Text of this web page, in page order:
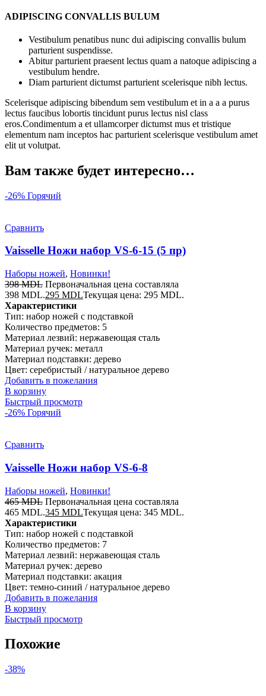
ADIPISCING CONVALLIS BULUM
Vestibulum penatibus nunc dui adipiscing convallis bulum
parturient suspendisse.
Abitur parturient praesent lectus quam a natoque adipiscing a
vestibulum hendre.
Diam parturient dictumst parturient scelerisque nibh lectus.
Scelerisque adipiscing bibendum sem vestibulum et in a a a purus
lectus faucibus lobortis tincidunt purus lectus nisl class
eros.Condimentum a et ullamcorper dictumst mus et tristique
elementum nam inceptos hac parturient scelerisque vestibulum amet
elit ut volutpat.
Вам также будет интересно…
-26% Горячий
Сравнить
Vaisselle Ножи набор VS-6-15 (5 пр)
Наборы ножей, Новинки!
398MDL Первоначальная цена составляла
398 MDL.295 MDLТекущая цена: 295 MDL.
Характеристики
Тип: набор ножей с подставкой
Количество предметов: 5
Материал лезвий: нержавеющая сталь
Материал ручек: металл
Материал подставки: дерево
Цвет: серебристый / натуральное дерево
Добавить в пожелания
В корзину
Быстрый просмотр
-26% Горячий
Сравнить
Vaisselle Ножи набор VS-6-8
Наборы ножей, Новинки!
465MDL Первоначальная цена составляла
465 MDL.345 MDLТекущая цена: 345 MDL.
Характеристики
Тип: набор ножей с подставкой
Количество предметов: 7
Материал лезвий: нержавеющая сталь
Материал ручек: дерево
Материал подставки: акация
Цвет: темно-синий / натуральное дерево
Добавить в пожелания
В корзину
Быстрый просмотр
Похожие
-38%